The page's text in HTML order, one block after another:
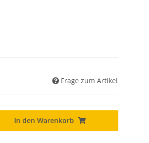
Frage zum Artikel
In den Warenkorb